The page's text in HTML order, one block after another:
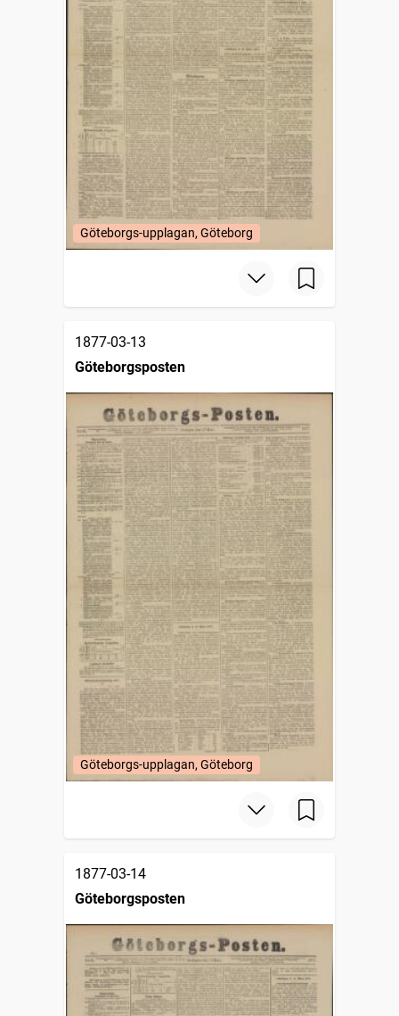
Göteborgs-upplagan, Göteborg
1877-03-13
Göteborgsposten
Göteborgs-upplagan, Göteborg
1877-03-14
Göteborgsposten